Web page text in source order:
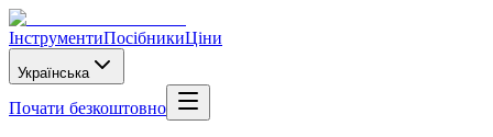
ІнструментиПосібникиЦіни
Українська
Почати безкоштовно